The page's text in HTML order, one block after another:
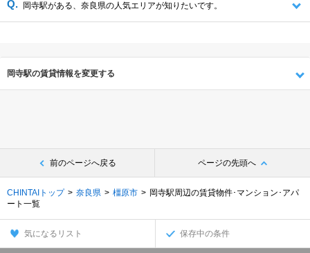
岡寺駅がある、奈良県の人気エリアが知りたいです。
岡寺駅の賃貸情報を変更する
前のページへ戻る ページの先頭へ
CHINTAIトップ 奈良県 橿原市
岡寺駅周辺の賃貸物件･マンション･アパ
ート一覧
気になるリスト 保存中の条件